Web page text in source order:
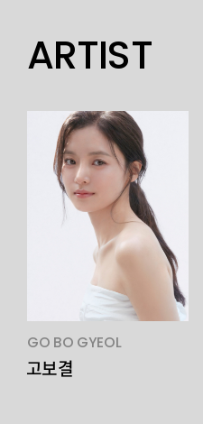
ARTIST
GO BO GYEOL
고보결